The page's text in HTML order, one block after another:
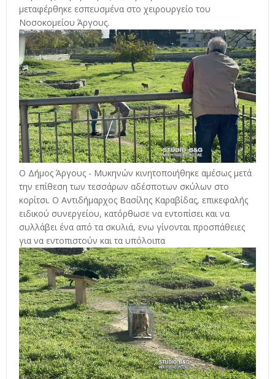
μεταφέρθηκε εσπευσμένα στο χειρουργείο του
Νοσοκομείου Άργους.
Ο Δήμος Άργους - Μυκηνών κινητοποιήθηκε αμέσως μετά
την επίθεση των τεσσάρων αδέσποτων σκύλων στο
κορίτσι. Ο Αντιδήμαρχος Βασίλης Καραβίδας, επικεφαλής
ειδικού συνεργείου, κατόρθωσε να εντοπίσει και να
συλλάβει ένα από τα σκυλιά, ενω γίνονται προσπάθειες
για να εντοπιστούν και τα υπόλοιπα